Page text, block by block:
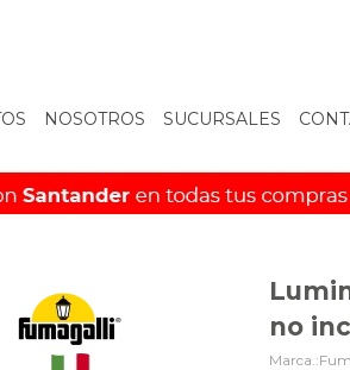
NOSOTROS SUCURSALES
no